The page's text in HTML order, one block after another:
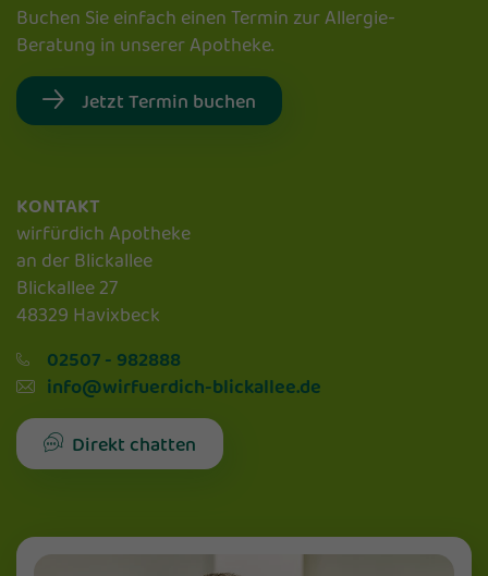
Buchen Sie einfach einen Termin zur Allergie-
Beratung in unserer Apotheke.
Jetzt Termin buchen
KONTAKT
wirfürdich Apotheke
an der Blickallee
Blickallee 27
48329 Havixbeck
02507 - 982888
info@wirfuerdich-blickallee.de
Direkt chatten